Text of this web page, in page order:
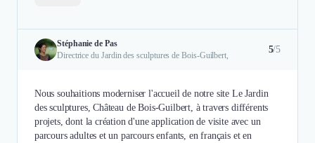
Stéphanie de Pas
Directrice du Jardin des sculptures de Bois-Guilbert,
5/5
Nous souhaitions moderniser l'accueil de notre site Le Jardin
des sculptures, Château de Bois-Guilbert, à travers différents
projets, dont la création d'une application de visite avec un
parcours adultes et un parcours enfants, en français et en